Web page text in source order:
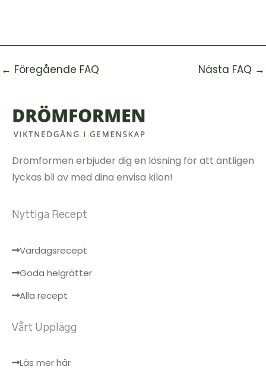
← Föregående FAQ Nästa FAQ →
Drömformen erbjuder dig en lösning för att äntligen
lyckas bli av med dina envisa kilon!
Nyttiga Recept
Vardagsrecept
Goda helgrätter
Alla recept
Vårt Upplägg
Läs mer här